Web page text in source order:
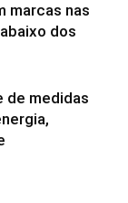
marcas nas
dos
de medidas